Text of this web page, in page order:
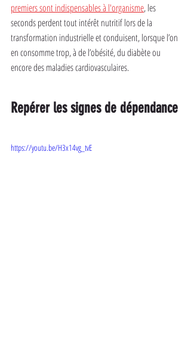
premiers sont indispensables à l'organisme, les
seconds perdent tout intérêt nutritif lors de la
transformation industrielle et conduisent, lorsque l’on
en consomme trop, à de l’obésité, du diabète ou
encore des maladies cardiovasculaires.
Repérer les signes de dépendance
https://youtu.be/H3x14vg_tvE